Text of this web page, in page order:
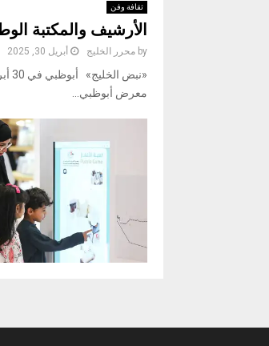
ثقافة وفن
الأرشيف والمكتبة
by محرر الخليج أبريل 30, 2025
معرض أبوظبي...